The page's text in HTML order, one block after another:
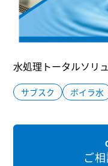
水処理トータルソリ
サブスク ボイラ水
ご